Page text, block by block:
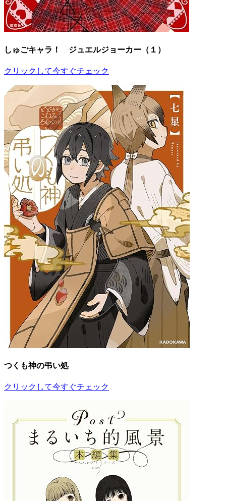
しゅごキャラ！ ジュエルジョーカー（１）
クリックして今すぐチェック
つくも神の弔い処
クリックして今すぐチェック